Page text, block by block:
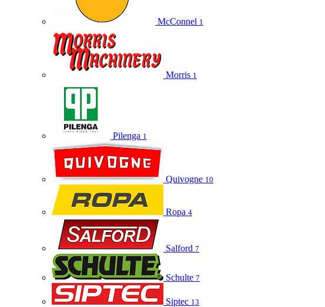
McConnel 1
Morris 1
Pilenga 1
Quivogne 10
Ropa 4
Salford 7
Schulte 7
Siptec 13